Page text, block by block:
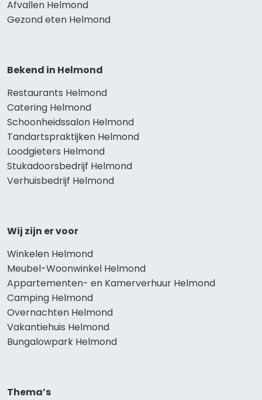
Afvallen Helmond
Gezond eten Helmond
Bekend in Helmond
Restaurants Helmond
Catering Helmond
Schoonheidssalon Helmond
Tandartspraktijken Helmond
Loodgieters Helmond
Stukadoorsbedrijf Helmond
Verhuisbedrijf Helmond
Wij zijn er voor
Winkelen Helmond
Meubel-Woonwinkel Helmond
Appartementen- en Kamerverhuur Helmond
Camping Helmond
Overnachten Helmond
Vakantiehuis Helmond
Bungalowpark Helmond
Thema’s